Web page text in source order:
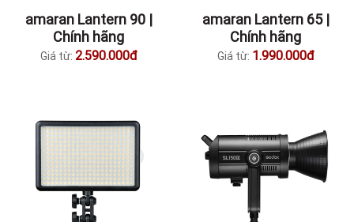
amaran Lantern 90 |
Chính hãng
Giá từ: 2.590.000đ
amaran Lantern 65 |
Chính hãng
Giá từ: 1.990.000đ